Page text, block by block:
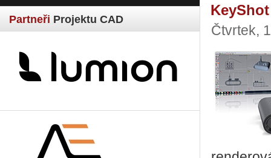
Partneři Projektu CAD
KeyShot
Čtvrtek,